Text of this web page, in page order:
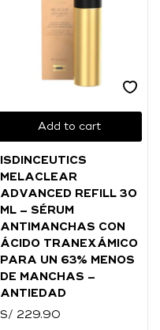
Add to cart
ISDINCEUTICS
MELACLEAR
ADVANCED REFILL 30
ML – SÉRUM
ANTIMANCHAS CON
ÁCIDO TRANEXÁMICO
PARA UN 63% MENOS
DE MANCHAS –
ANTIEDAD
S/ 229.90